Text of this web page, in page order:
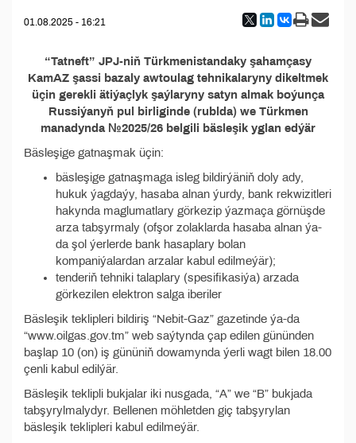
01.08.2025 - 16:21
“Tatneft” JPJ-niň Türkmenistandaky şahamçasy
KamAZ şassi bazaly awtoulag tehnikalaryny dikeltmek
üçin gerekli ätiýaçlyk şaýlaryny satyn almak boýunça
Russiýanyň pul birliginde (rublda) we Türkmen
manadynda №2025/26 belgili bäsleşik yglan edýär
Bäsleşige gatnaşmak üçin:
bäsleşige gatnaşmaga isleg bildirýäniň doly ady,
hukuk ýagdaýy, hasaba alnan ýurdy, bank rekwizitleri
hakynda maglumatlary görkezip ýazmaça görnüşde
arza tabşyrmaly (ofşor zolaklarda hasaba alnan ýa-
da şol ýerlerde bank hasaplary bolan
kompaniýalardan arzalar kabul edilmeýär);
tenderiň tehniki talaplary (spesifikasiýa) arzada
görkezilen elektron salga iberiler
Bäsleşik teklipleri bildiriş “Nebit-Gaz” gazetinde ýa-da
“www.oilgas.gov.tm” web saýtynda çap edilen gününden
başlap 10 (on) iş gününiň dowamynda ýerli wagt bilen 18.00
çenli kabul edilýär.
Bäsleşik teklipli bukjalar iki nusgada, “A” we “B” bukjada
tabşyrylmalydyr. Bellenen möhletden giç tabşyrylan
bäsleşik teklipleri kabul edilmeýär.